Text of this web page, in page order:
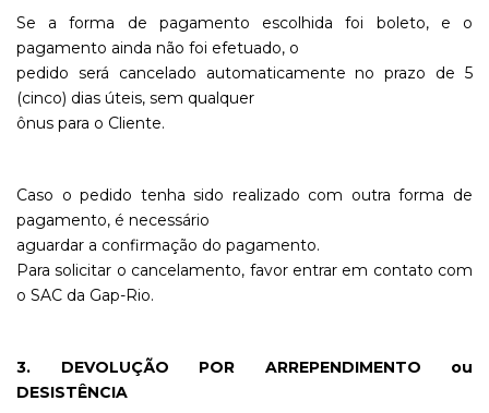
Se a forma de pagamento escolhida foi boleto, e o
pagamento ainda não foi efetuado, o
pedido será cancelado automaticamente no prazo de 5
(cinco) dias úteis, sem qualquer
ônus para o Cliente.
Caso o pedido tenha sido realizado com outra forma de
pagamento, é necessário
aguardar a confirmação do pagamento.
Para solicitar o cancelamento, favor entrar em contato com
o SAC da Gap-Rio.
3. DEVOLUÇÃO POR ARREPENDIMENTO ou
DESISTÊNCIA